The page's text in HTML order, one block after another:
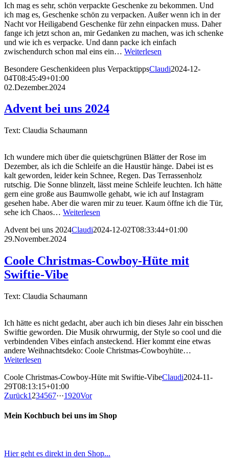
Ich mag es sehr, schön verpackte Geschenke zu bekommen. Und
ich mag es, Geschenke schön zu verpacken. Außer wenn ich in der
Nacht vor Heiligabend Geschenke für zehn einpacken muss. Daher
fange ich jetzt schon an, mir Gedanken zu machen, was ich schenke
und wie ich es verpacke. Und dann packe ich einfach
zwischendurch schon mal eins ein… Weiterlesen
Besondere Geschenkideen plus VerpacktippsClaudi2024-12-
04T08:45:49+01:00
02.Dezember.2024
Advent bei uns 2024
Text: Claudia Schaumann
Ich wundere mich über die quietschgrünen Blätter der Rose im
Dezember, als ich die Schleife an die Haustür hänge. Dabei ist es
kalt geworden, leider kein Schnee, Regen. Das Terrassenholz
rutschig. Die Sonne blinzelt, lässt meine Schleife leuchten. Ich hätte
gern eine große aus Baumwolle gehabt, wie ich auf Instagram
gesehen habe. Aber die waren mir zu teuer. Kaum öffne ich die Tür,
sehe ich Chaos… Weiterlesen
Advent bei uns 2024Claudi2024-12-02T08:33:44+01:00
29.November.2024
Coole Christmas-Cowboy-Hüte mit
Swiftie-Vibe
Text: Claudia Schaumann
Ich hätte es nicht gedacht, aber auch ich bin dieses Jahr ein bisschen
Swiftie geworden. Die Musik ohrwurmig, der Style so cool und die
verbindenden Vibes einfach ansteckend. Hier kommt eine etwas
andere Weihnachtsdeko: Coole Christmas-Cowboyhüte…
Weiterlesen
Coole Christmas-Cowboy-Hüte mit Swiftie-VibeClaudi2024-11-
29T08:13:15+01:00
Zurück1 234567···1920Vor
Mein Kochbuch bei uns im Shop
Hier geht es direkt in den Shop...